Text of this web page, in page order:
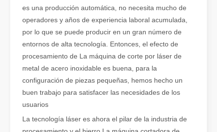
El corte por láser de láminas de metal es un método de corte muy utilizado.
El corte por láser de láminas de metal es un método de corte
es una producción automática, no necesita mucho de
operadores y años de experiencia laboral acumulada,
por lo que se puede producir en un gran número de
entornos de alta tecnología. Entonces, el efecto de
procesamiento de La máquina de corte por láser de
metal de acero inoxidable es buena, para la
configuración de piezas pequeñas, hemos hecho un
buen trabajo para satisfacer las necesidades de los
usuarios
La tecnología láser es ahora el pilar de la industria de